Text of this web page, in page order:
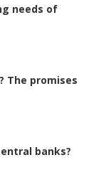
needs of
The promises
banks?